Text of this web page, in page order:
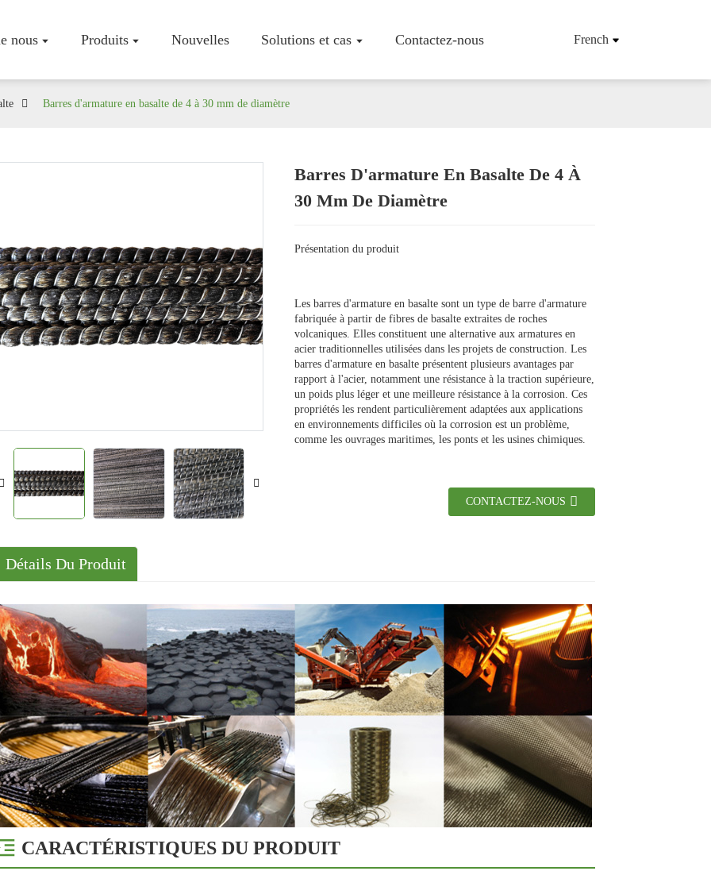
nous Produits Nouvelles Solutions et cas Contactez-nous French
Profil De L'entreprise
Produits En Fibres De Basalte
Solutions
Cas
Barres d'armature en basalte de 4 à 30 mm de diamètre
Barres D'armature En Basalte De 4 À
30 Mm De Diamètre
Présentation du produit
Les barres d'armature en basalte sont un type de barre d'armature
fabriquée à partir de fibres de basalte extraites de roches
volcaniques. Elles constituent une alternative aux armatures en
acier traditionnelles utilisées dans les projets de construction. Les
barres d'armature en basalte présentent plusieurs avantages par
rapport à l'acier, notamment une résistance à la traction supérieure,
un poids plus léger et une meilleure résistance à la corrosion. Ces
propriétés les rendent particulièrement adaptées aux applications
en environnements difficiles où la corrosion est un problème,
comme les ouvrages maritimes, les ponts et les usines chimiques.
CONTACTEZ-NOUS
Détails Du Produit
CARACTÉRISTIQUES DU PRODUIT